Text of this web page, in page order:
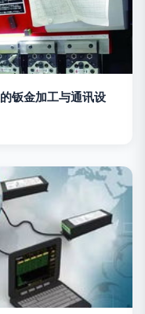
钣金加工与通讯设